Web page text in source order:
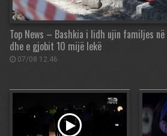
Top News – Bashkia i lidh ujin familjes
dhe e gjobit 10 mijë lekë
07/08 12:46